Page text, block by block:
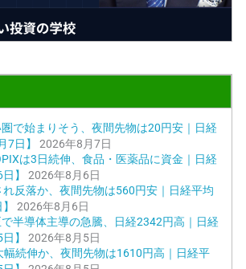
で始まりそう、夜間先物は20円安｜日経
7日】
2026年8月7日
は3日続伸、食品・医薬品に資金｜日経
】
2026年8月6日
反落か、夜間先物は560円安｜日経平均
2026年8月6日
半導体主導の急騰、日経2342円高｜日経
】
2026年8月5日
幅続伸か、夜間先物は1610円高｜日経平